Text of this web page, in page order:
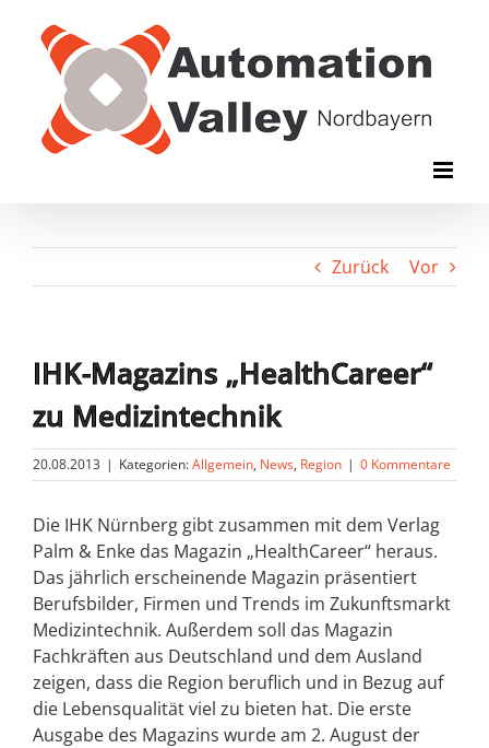
Inhalt
springen
Zurück Vor
IHK-Magazins „HealthCareer“
zu Medizintechnik
20.08.2013 | Kategorien:Allgemein, News, Region | 0 Kommentare
Die IHK Nürnberg gibt zusammen mit dem Verlag
Palm & Enke das Magazin „HealthCareer“ heraus.
Das jährlich erscheinende Magazin präsentiert
Berufsbilder, Firmen und Trends im Zukunftsmarkt
Medizintechnik. Außerdem soll das Magazin
Fachkräften aus Deutschland und dem Ausland
zeigen, dass die Region beruflich und in Bezug auf
die Lebensqualität viel zu bieten hat. Die erste
Ausgabe des Magazins wurde am 2. August der